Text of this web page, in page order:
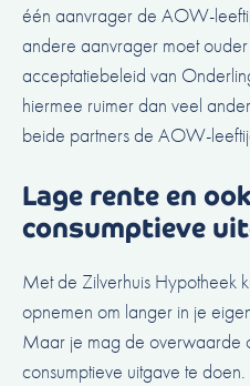
één aanvrager de AOW-
andere aanvrager moet
acceptatiebeleid van
hiermee ruimer dan veel
beide partners de AOW-
Lage rente en
consumptieve
Met de Zilverhuis Hypotheek
opnemen om langer in je
Maar je mag de overwaarde
consumptieve uitgave te